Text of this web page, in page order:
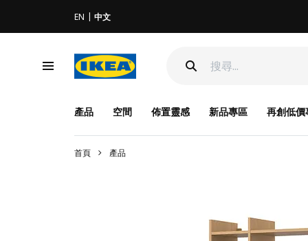
EN 中文
產品 空間 佈置靈感 新品專區 再創低價
首頁 產品